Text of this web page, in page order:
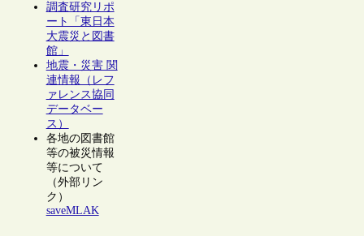
調査研究リポ
ート「東日本
大震災と図書
館」
地震・災害 関
連情報（レフ
ァレンス協同
データベー
ス）
各地の図書館
等の被災情報
等について
（外部リン
ク）
saveMLAK